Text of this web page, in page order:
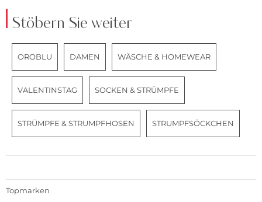
Stöbern Sie weiter
OROBLU DAMEN WÄSCHE & HOMEWEAR
VALENTINSTAG SOCKEN & STRÜMPFE
STRÜMPFE & STRUMPFHOSEN STRUMPFSÖCKCHEN
Topmarken